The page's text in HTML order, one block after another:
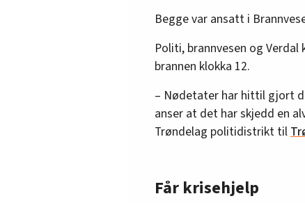
Begge var ansatt i
Politi, brannvesen og
brannen klokka 12.
– Nødetater har hittil gjort
anser at det har skjedd en
Trøndelag politidistrikt til
Får krisehjelp